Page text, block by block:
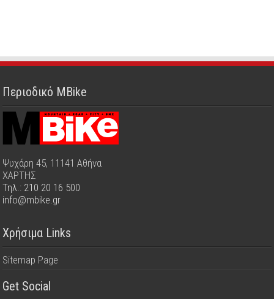
Περιοδικό MBike
Ψυχάρη 45, 11141 Αθήνα
ΧΑΡΤΗΣ
Τηλ.: 210 20 16 500
info@mbike.gr
Χρήσιμα Links
Sitemap Page
Get Social